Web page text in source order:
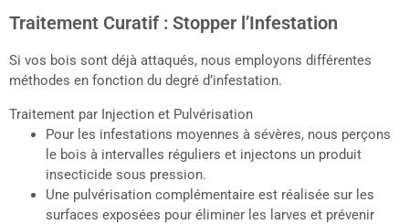
Traitement Curatif : Stopper l’Infestation
Si vos bois sont déjà attaqués, nous employons différentes
méthodes en fonction du degré d’infestation.
Traitement par Injection et Pulvérisation
Pour les infestations moyennes à sévères, nous perçons
le bois à intervalles réguliers et injectons un produit
insecticide sous pression.
Une pulvérisation complémentaire est réalisée sur les
surfaces exposées pour éliminer les larves et prévenir